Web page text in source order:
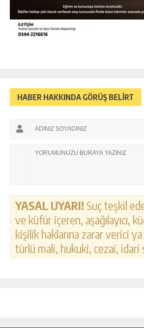
HABER HAKKINDA GÖRÜŞ BELİRT
YASAL UYARI! Suç teşkil
ve küfür içeren, aşağılayıcı,
kişilik haklarına zarar verici
türlü mali, hukuki, cezai,